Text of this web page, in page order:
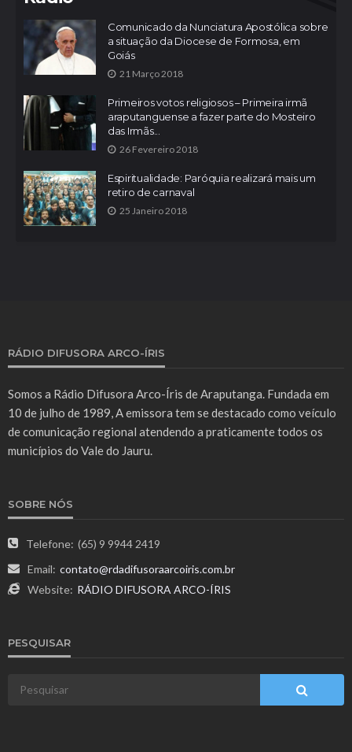
Comunicado da Nunciatura Apostólica sobre
a situação da Diocese de Formosa, em
Goiás
21 Março 2018
Primeiros votos religiosos – Primeira irmã
araputanguense a fazer parte do Mosteiro
das Irmãs...
26 Fevereiro 2018
Espiritualidade: Paróquia realizará mais um
retiro de carnaval
25 Janeiro 2018
RÁDIO DIFUSORA ARCO-ÍRIS
Somos a Rádio Difusora Arco-Íris de Araputanga. Fundada em
10 de julho de 1989, A emissora tem se destacado como veículo
de comunicação regional atendendo a praticamente todos os
municípios do Vale do Jauru.
SOBRE NÓS
Telefone: (65) 9 9944 2419
Email: contato@rdadifusoraarcoiris.com.br
Website: RÁDIO DIFUSORA ARCO-ÍRIS
PESQUISAR